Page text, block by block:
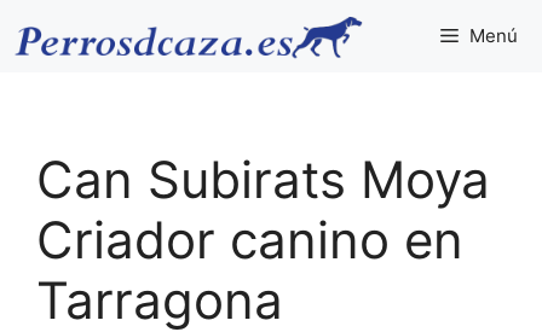
Menú
Can Subirats Moya
Criador canino en
Tarragona